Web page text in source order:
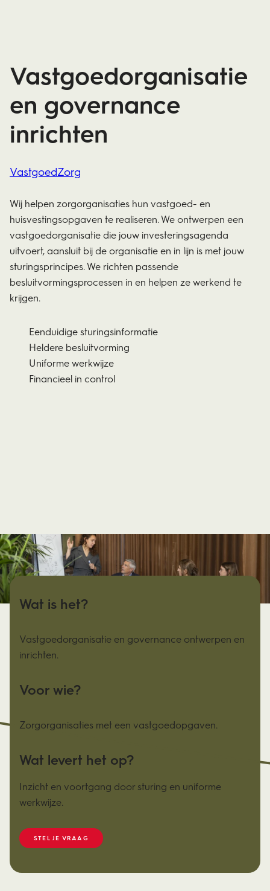
Vastgoedorganisatie
en governance
inrichten
VastgoedZorg
Wij helpen zorgorganisaties hun vastgoed- en
huisvestingsopgaven te realiseren. We ontwerpen een
vastgoedorganisatie die jouw investeringsagenda
uitvoert, aansluit bij de organisatie en in lijn is met jouw
sturingsprincipes. We richten passende
besluitvormingsprocessen in en helpen ze werkend te
krijgen.
Eenduidige sturingsinformatie
Heldere besluitvorming
Uniforme werkwijze
Financieel in control
Wat is het?
Vastgoedorganisatie en governance ontwerpen en
inrichten.
Voor wie?
Zorgorganisaties met een vastgoedopgaven.
Wat levert het op?
Inzicht en voortgang door sturing en uniforme
werkwijze.
STEL JE VRAAG